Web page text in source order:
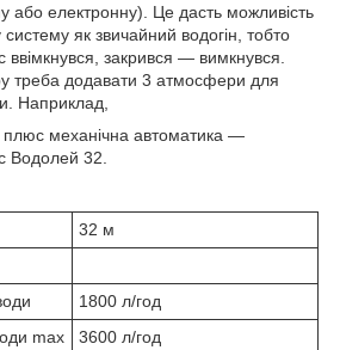
або електронну). Це дасть можливість
як звичайний водогін, тобто
закрився — вимкнувся.
треба додавати 3 атмосфери для
Наприклад,
механічна автоматика —
Водолей 32.
32 м
1800 л/год
max
3600 л/год